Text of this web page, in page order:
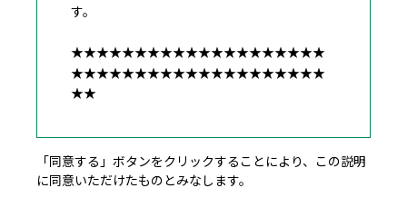
す。
★★★★★★★★★★★★★★★★★★★★
★★★★★★★★★★★★★★★★★★★★
★★
広島県・市町共同利用型電子申請システム利
用者規約
「同意する」ボタンをクリックすることにより、この説明
に同意いただけたものとみなします。